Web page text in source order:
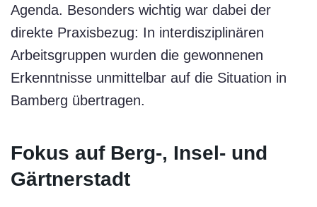
Agenda. Besonders wichtig war dabei der
direkte Praxisbezug: In interdisziplinären
Arbeitsgruppen wurden die gewonnenen
Erkenntnisse unmittelbar auf die Situation in
Bamberg übertragen.
Fokus auf Berg-, Insel- und
Gärtnerstadt